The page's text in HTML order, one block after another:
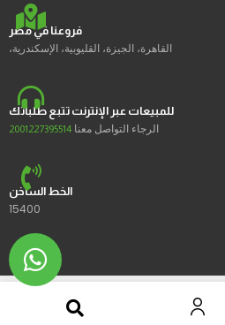
فروعنا في مصر
القاهرة، الجيزة، القليوبية، الإسكندرية،
للمبيعات عبر الإنترنت تتبع طلباتك
الرجاء التواصل معنا 2001227395514
الخط الساخن
15400